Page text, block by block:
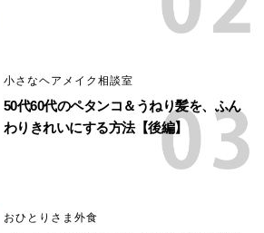
小さなヘアメイク相談室
50代60代のペタンコ＆うねり髪を、ふん
わりきれいにする方法【後編】
おひとりさま外食